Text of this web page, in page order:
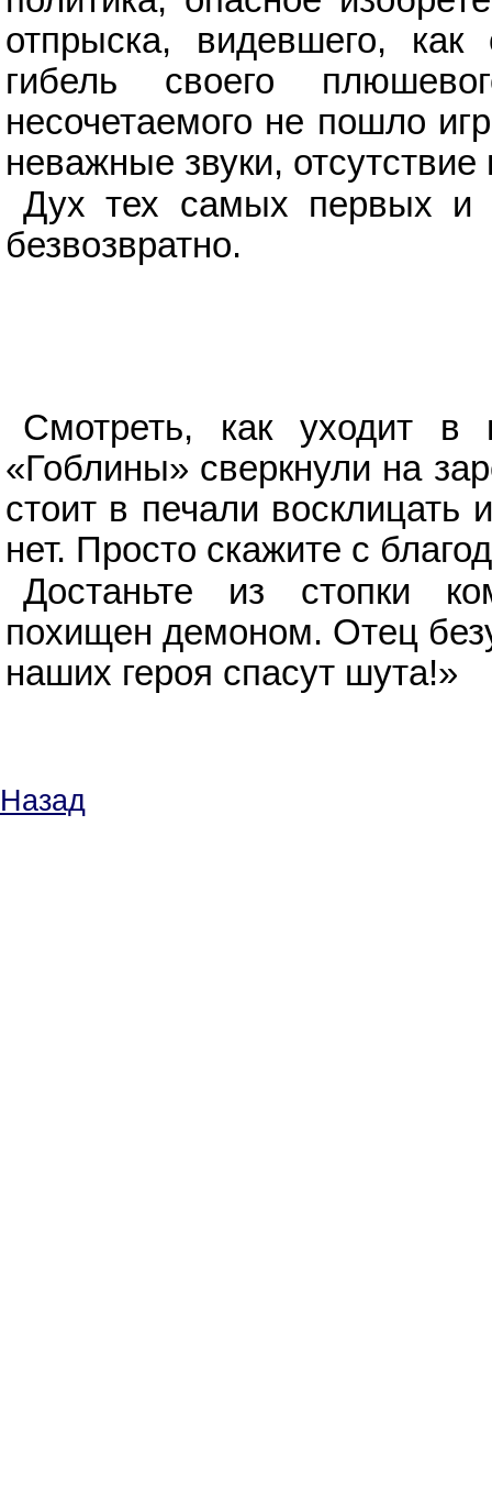
отпрыска, видевшего,
гибель своего
несочетаемого не пошло
неважные звуки,
Дух тех самых первых и
безвозвратно.
Смотреть, как уходит в
«Гоблины» сверкнули на
стоит в печали
нет. Просто скажите с
Достаньте из стопки
похищен демоном. Отец
наших героя спасут шута!»
Назад